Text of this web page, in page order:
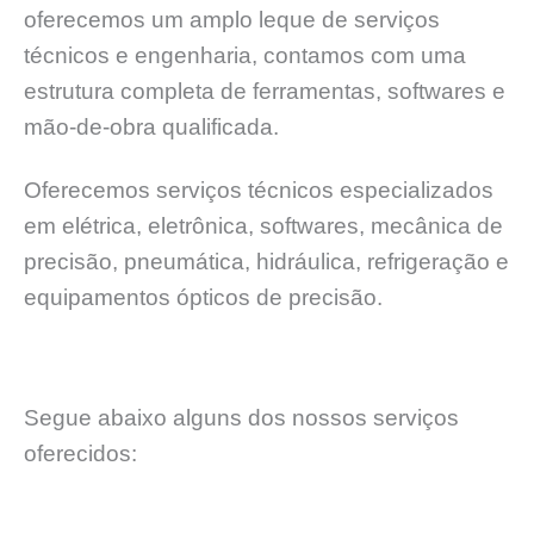
oferecemos um amplo leque de serviços
técnicos e engenharia, contamos com uma
estrutura completa de ferramentas, softwares e
mão-de-obra qualificada.
Oferecemos serviços técnicos especializados
em elétrica, eletrônica, softwares, mecânica de
precisão, pneumática, hidráulica, refrigeração e
equipamentos ópticos de precisão.
Segue abaixo alguns dos nossos serviços
oferecidos: